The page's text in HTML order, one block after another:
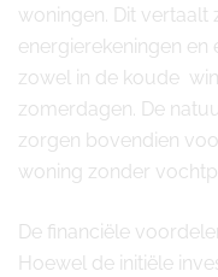
woningen. Dit vertaalt
energierekeningen en
zowel in de koude
zomerdagen. De
zorgen bovendien
woning zonder
De financiële
Hoewel de initiële